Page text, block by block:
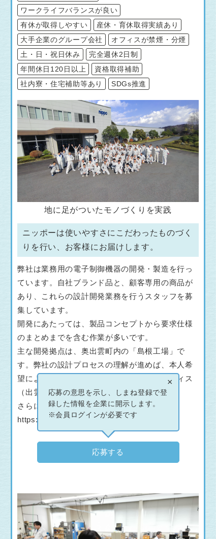
ワークライフバランスが良い
有休が取得しやすい
産休・育休取得実績あり
大手企業のグループ会社
オフィスが禁煙・分煙
土・日・祝日休み
完全週休2日制
年間休日120日以上
資格取得補助
社内寮・住宅補助等あり
SDGs推進
地に足がついたモノづくりを実践
ニッポーは使いやすさにこだわったものづく
りを行い、お客様にお届けします。
弊社は業務用の電子制御機器の開発・製造を行っ
ています。自社ブランド品と、顧客専用の商品が
あり、これらの設計開発業務を行うスタッフを募
集しています。
開発にあたっては、製品コンセプトから要求仕様
のまとめまでを含む作業が多いです。
主な開発拠点は、奥出雲町内の「島根工場」で
す。弊社の設計プロセスの理解が進めば、本人希
望により本社（埼玉県川口市）や、出雲オフィス
（出雲市高岡町）で勤務することもできます。
さらに詳しい情報はホームページで！
https://www.nippo-co.com/
応募する
×
応募の意思を示し、しまね登録で登
録した情報を企業に開示します。
※会員ログインが必要です